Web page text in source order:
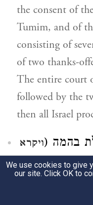
the consent of
Tumim, and of
consisting of
of two thanks-
The entire court
followed by the
then all Israel
בהמה (ויקרא
בעולת העוף
(שם ב ב)
We use cookies to give
our site. Click OK to